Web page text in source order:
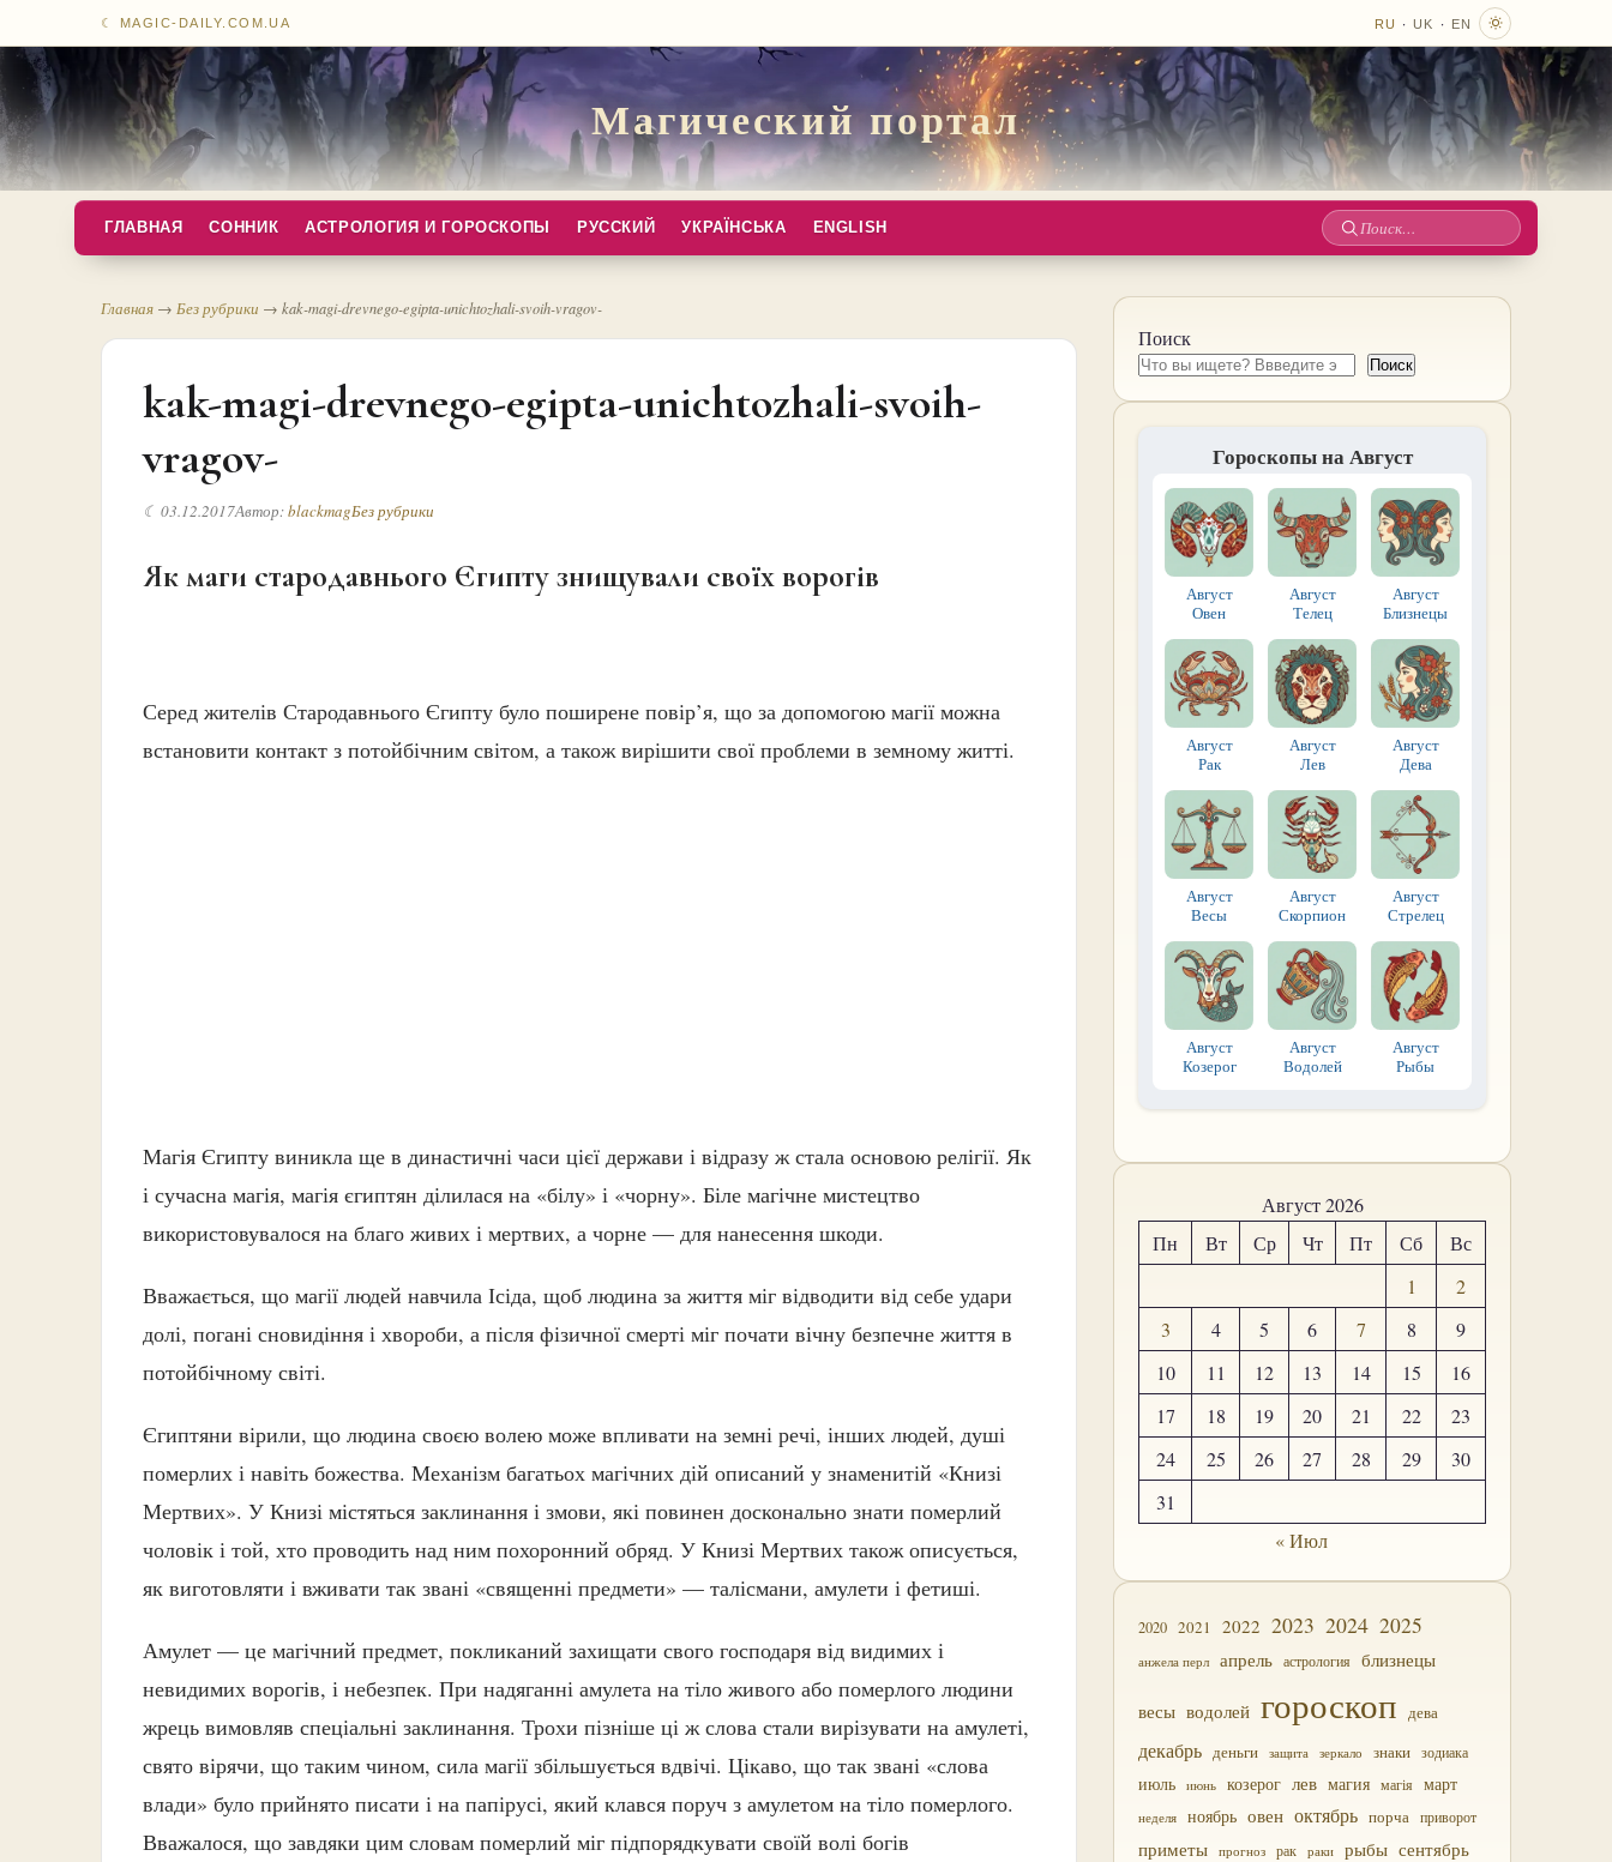
☾ MAGIC-DAILY.COM.UA RU · UK · EN
Магический портал
ГЛАВНАЯ СОННИК АСТРОЛОГИЯ И ГОРОСКОПЫ РУССКИЙ УКРАЇНСЬКА ENGLISH
Поиск
Главная → Без рубрики → kak-magi-drevnego-egipta-unichtozhali-svoih-vragov-
kak-magi-drevnego-egipta-unichtozhali-svoih-
vragov-
☾ 03.12.2017Автор:blackmagБез рубрики
Як маги стародавнього Єгипту знищували своїх ворогів
Серед жителів Стародавнього Єгипту було поширене повір’я, що за допомогою магії можна
встановити контакт з потойбічним світом, а також вирішити свої проблеми в земному житті.
Магія Єгипту виникла ще в династичні часи цієї держави і відразу ж стала основою релігії. Як
і сучасна магія, магія єгиптян ділилася на «білу» і «чорну». Біле магічне мистецтво
використовувалося на благо живих і мертвих, а чорне — для нанесення шкоди.
Вважається, що магії людей навчила Ісіда, щоб людина за життя міг відводити від себе удари
долі, погані сновидіння і хвороби, а після фізичної смерті міг почати вічну безпечне життя в
потойбічному світі.
Єгиптяни вірили, що людина своєю волею може впливати на земні речі, інших людей, душі
померлих і навіть божества. Механізм багатьох магічних дій описаний у знаменитій «Книзі
Мертвих». У Книзі містяться заклинання і змови, які повинен досконально знати померлий
чоловік і той, хто проводить над ним похоронний обряд. У Книзі Мертвих також описується,
як виготовляти і вживати так звані «священні предмети» — талісмани, амулети і фетиші.
Амулет — це магічний предмет, покликаний захищати свого господаря від видимих ​​і
невидимих ​​ворогів, і небезпек. При надяганні амулета на тіло живого або померлого людини
жрець вимовляв спеціальні заклинання. Трохи пізніше ці ж слова стали вирізувати на амулеті,
свято вірячи, що таким чином, сила магії збільшується вдвічі. Цікаво, що так звані «слова
влади» було прийнято писати і на папірусі, який клався поруч з амулетом на тіло померлого.
Вважалося, що завдяки цим словам померлий міг підпорядкувати своїй волі богів
Поиск
Поиск
Гороскопы на Август
Август
Овен
Август
Телец
Август
Близнецы
Август
Рак
Август
Лев
Август
Дева
Август
Весы
Август
Скорпион
Август
Стрелец
Август
Козерог
Август
Водолей
Август
Рыбы
Август 2026
Пн
Вт Ср Чт Пт Сб
Вс
1
2
3
4 5 6 7 8
9
10
11 12 13 14 15
16
17
18 19 20 21 22
23
24
25 26 27 28 29
30
31
« Июл
2020 2021 2022 2023 2024 2025
анжела перл апрель астрология близнецы
весы водолей гороскоп дева
декабрь деньги защита зеркало знаки зодиака
июль июнь козерог лев магия магія март
неделя ноябрь овен октябрь порча приворот
приметы прогноз рак раки рыбы сентябрь